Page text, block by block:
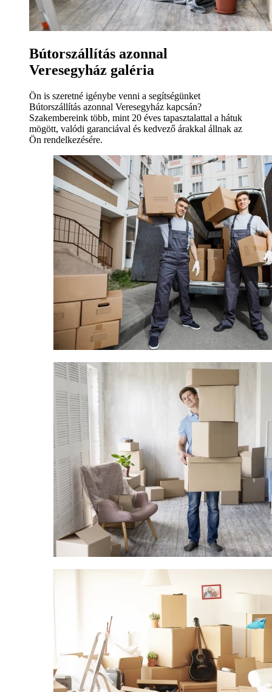
Bútorszállítás azonnal
Veresegyház galéria
Ön is szeretné igénybe venni a segítségünket
Bútorszállítás azonnal Veresegyház kapcsán?
Szakembereink több, mint 20 éves tapasztalattal a hátuk
mögött, valódi garanciával és kedvező árakkal állnak az
Ön rendelkezésére.